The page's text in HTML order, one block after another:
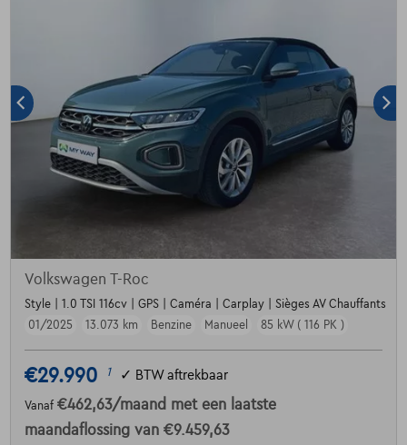
Volkswagen T-Roc
Style | 1.0 TSI 116cv | GPS | Caméra | Carplay | Sièges AV Chauffants
01/2025
13.073 km Benzine Manueel 85 kW ( 116 PK )
€29.990 1 ✓ BTW aftrekbaar
Vanaf €462,63/maand met een laatste
maandaflossing van €9.459,63